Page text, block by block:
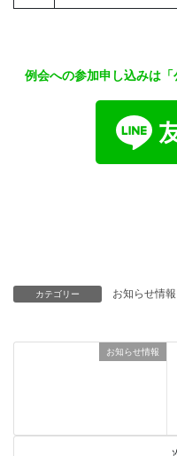
例会への参加申し込みは
カテゴリー お知らせ情報
お知らせ情報